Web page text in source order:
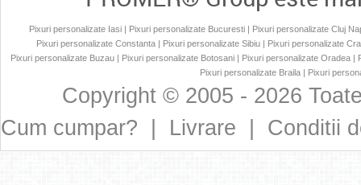
Pixuri personalizate Iasi| Pixuri personalizate Bucuresti| Pixuri personalizate Cluj
Pixuri personalizate Constanta | Pixuri personalizate Sibiu | Pixuri personalizate
Pixuri personalizate Buzau| Pixuri personalizate Botosani| Pixuri personalizate Oradea|
Pixuri personalizate Braila| Pixuri
Copyright © 2005 - 2026
Cum cumpar?
Livrare Conditii